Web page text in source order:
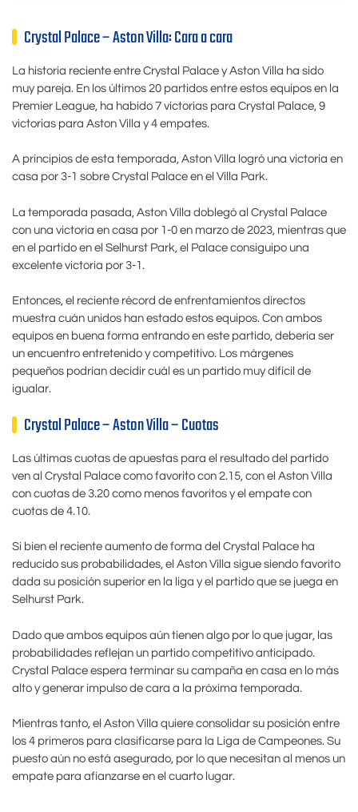
Crystal Palace – Aston Villa: Cara a cara
La historia reciente entre Crystal Palace y Aston Villa ha sido
muy pareja. En los últimos 20 partidos entre estos equipos en la
Premier League, ha habido 7 victorias para Crystal Palace, 9
victorias para Aston Villa y 4 empates.
A principios de esta temporada, Aston Villa logró una victoria en
casa por 3-1 sobre Crystal Palace en el Villa Park.
La temporada pasada, Aston Villa doblegó al Crystal Palace
con una victoria en casa por 1-0 en marzo de 2023, mientras que
en el partido en el Selhurst Park, el Palace consiguipo una
excelente victoria por 3-1.
Entonces, el reciente récord de enfrentamientos directos
muestra cuán unidos han estado estos equipos. Con ambos
equipos en buena forma entrando en este partido, debería ser
un encuentro entretenido y competitivo. Los márgenes
pequeños podrían decidir cuál es un partido muy difícil de
igualar.
Crystal Palace – Aston Villa – Cuotas
Las últimas cuotas de apuestas para el resultado del partido
ven al Crystal Palace como favorito con 2.15, con el Aston Villa
con cuotas de 3.20 como menos favoritos y el empate con
cuotas de 4.10.
Si bien el reciente aumento de forma del Crystal Palace ha
reducido sus probabilidades, el Aston Villa sigue siendo favorito
dada su posición superior en la liga y el partido que se juega en
Selhurst Park.
Dado que ambos equipos aún tienen algo por lo que jugar, las
probabilidades reflejan un partido competitivo anticipado.
Crystal Palace espera terminar su campaña en casa en lo más
alto y generar impulso de cara a la próxima temporada.
Mientras tanto, el Aston Villa quiere consolidar su posición entre
los 4 primeros para clasificarse para la Liga de Campeones. Su
puesto aún no está asegurado, por lo que necesitan al menos un
empate para afianzarse en el cuarto lugar.